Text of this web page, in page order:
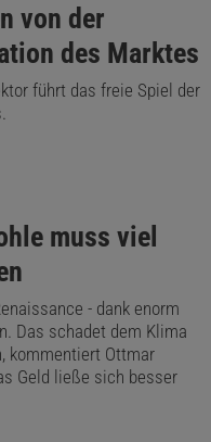
von der
des Marktes
führt das freie Spiel der
muss viel
- dank enorm
Das schadet dem Klima
kommentiert Ottmar
Geld ließe sich besser